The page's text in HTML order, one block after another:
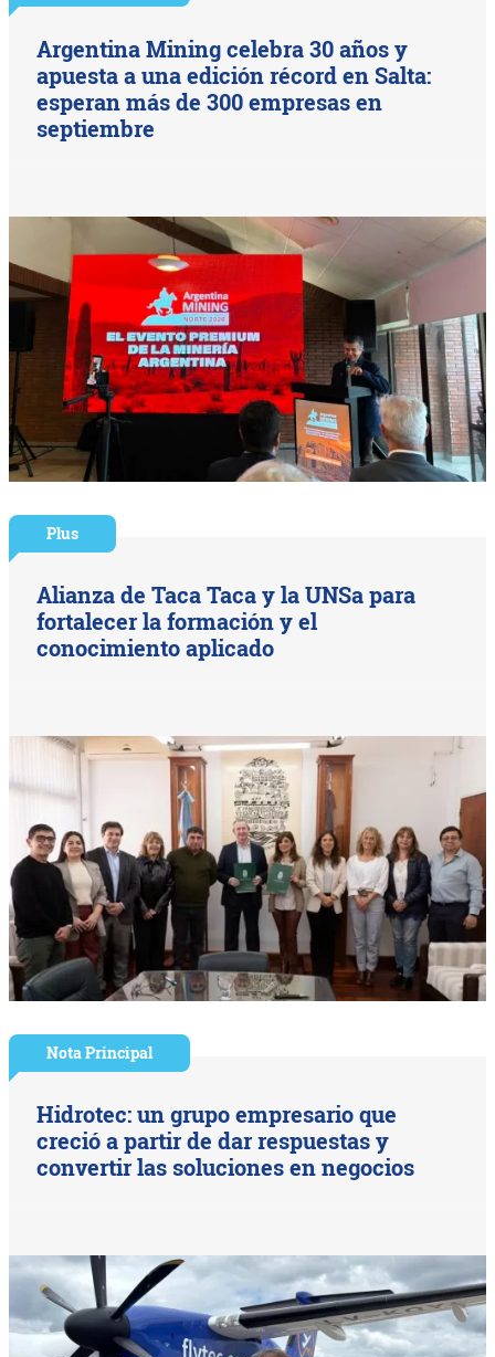
Argentina Mining celebra 30 años y
apuesta a una edición récord en Salta:
esperan más de 300 empresas en
septiembre
Plus
Alianza de Taca Taca y la UNSa para
fortalecer la formación y el
conocimiento aplicado
Nota Principal
Hidrotec: un grupo empresario que
creció a partir de dar respuestas y
convertir las soluciones en negocios